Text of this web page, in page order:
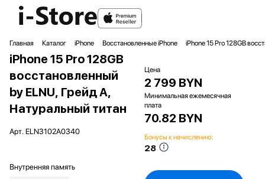
Главная Каталог iPhone Восстановленные iPhone iPhone 15 Pro 128GB
iPhone 15 Pro 128GB
восстановленный
by ELNU, Грейд A,
Натуральный титан
Арт. ELN3102A0340
Внутренняя память
Цена
2 799 BYN
Минимальная ежемесячная
плата
70.82 BYN
Бонусы к начислению:
28